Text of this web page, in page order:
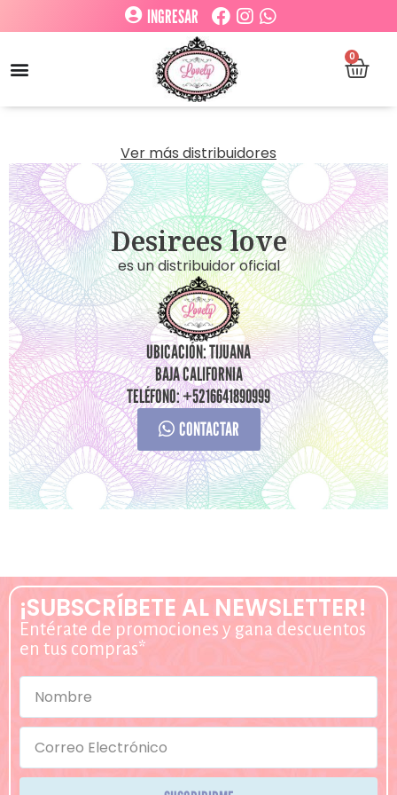
INGRESAR
0
Ver más distribuidores
Desirees love
es un distribuidor oficial
UBICACIÓN: TIJUANA
BAJA CALIFORNIA
TELÉFONO: +5216641890999
CONTACTAR
¡SUBSCRÍBETE AL NEWSLETTER!
Entérate de promociones y gana descuentos
en tus compras*